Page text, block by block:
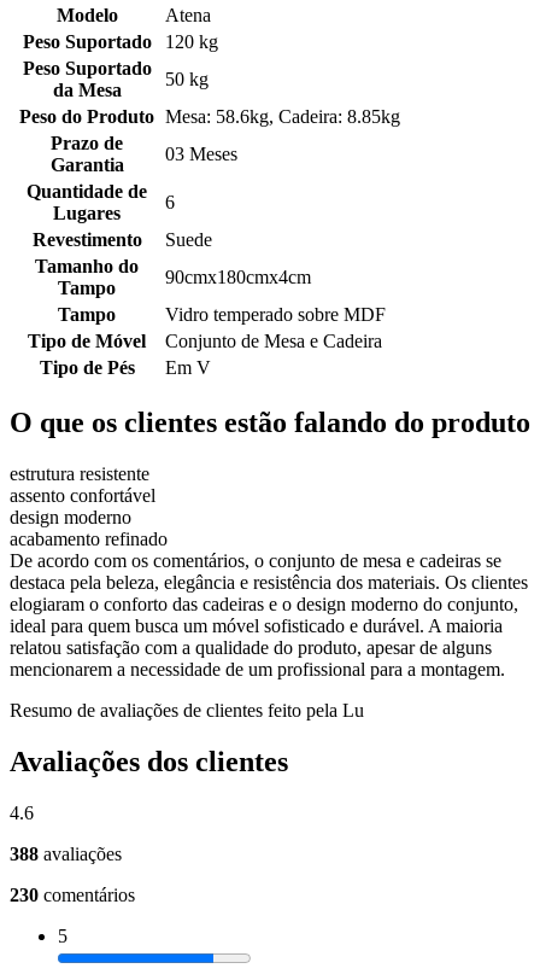
Modelo
Atena
Peso Suportado
120 kg
Peso Suportado
da Mesa
50 kg
Peso do Produto Mesa: 58.6kg, Cadeira: 8.85kg
Prazo de
Garantia
03 Meses
Quantidade de
Lugares
6
Revestimento
Suede
Tamanho do
Tampo
90cmx180cmx4cm
Tampo
Vidro temperado sobre MDF
Tipo de Móvel
Conjunto de Mesa e Cadeira
Tipo de Pés
Em V
O que os clientes estão falando do produto
estrutura resistente
assento confortável
design moderno
acabamento refinado
De acordo com os comentários, o conjunto de mesa e cadeiras se
destaca pela beleza, elegância e resistência dos materiais. Os clientes
elogiaram o conforto das cadeiras e o design moderno do conjunto,
ideal para quem busca um móvel sofisticado e durável. A maioria
relatou satisfação com a qualidade do produto, apesar de alguns
mencionarem a necessidade de um profissional para a montagem.
Resumo de avaliações de clientes feito pela Lu
Avaliações dos clientes
4.6
388 avaliações
230 comentários
5